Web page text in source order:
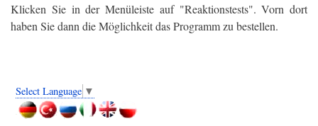
Klicken Sie in der Menüleiste auf "Reaktionstests". Vorn dort
haben Sie dann die Möglichkeit das Programm zu bestellen.
Select Language ▼